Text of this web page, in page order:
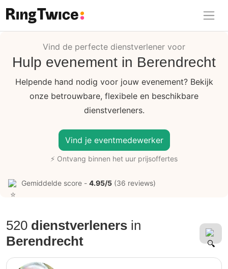
Ring Twice
Vind de perfecte dienstverlener voor
Hulp evenement in Berendrecht
Helpende hand nodig voor jouw evenement? Bekijk
onze betrouwbare, flexibele en beschikbare
dienstverleners.
Vind je eventmedewerker
⚡ Ontvang binnen het uur prijsoffertes
Gemiddelde score - 4.95/5 (36 reviews)
520 dienstverleners in
Berendrecht